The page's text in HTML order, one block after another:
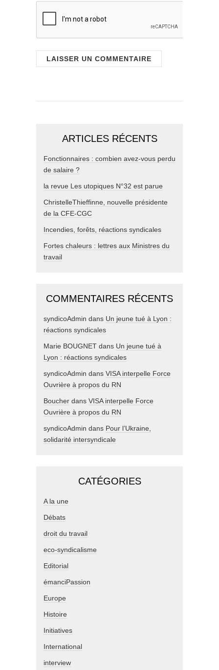
ARTICLES RÉCENTS
Fonctionnaires : combien avez-vous perdu
de salaire ?
la revue Les utopiques N°32 est parue
ChristelleThieffinne, nouvelle présidente
de la CFE-CGC
Incendies, forêts, réactions syndicales
Fortes chaleurs : lettres aux Ministres du
travail
COMMENTAIRES RÉCENTS
syndicoAdmin dans Un jeune tué à Lyon :
réactions syndicales
Marie BOUGNET dans Un jeune tué à
Lyon : réactions syndicales
syndicoAdmin dans VISA interpelle Force
Ouvrière à propos du RN
Boucher dans VISA interpelle Force
Ouvrière à propos du RN
syndicoAdmin dans Pour l’Ukraine,
solidarité intersyndicale
CATÉGORIES
A la une
Débats
droit du travail
eco-syndicalisme
Editorial
émanciPassion
Europe
Histoire
Initiatives
International
interview